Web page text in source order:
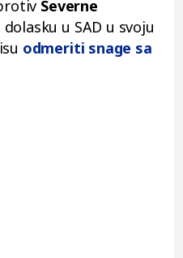
Severne
u SAD u svoju
odmeriti snage sa